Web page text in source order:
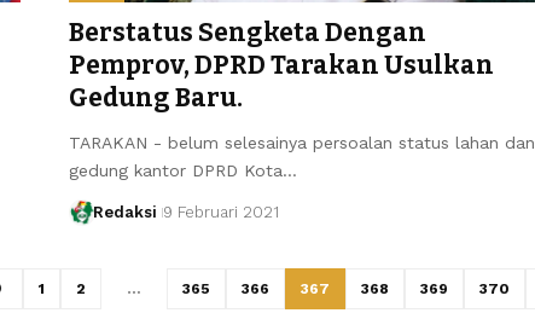
Berstatus Sengketa Dengan
Pemprov, DPRD Tarakan Usulkan
Gedung Baru.
TARAKAN - belum selesainya persoalan status lahan dan
gedung kantor DPRD Kota…
Redaksi 9 Februari 2021
1 2 … 365 366 367 368 369 370